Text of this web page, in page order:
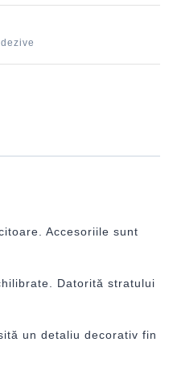
Accesoriile sunt
Datorită stratului
un detaliu decorativ fin